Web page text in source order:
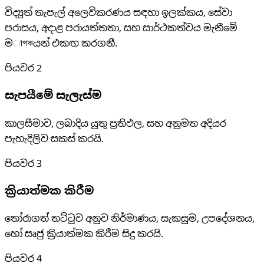
විද්‍යුත් තැපැල් අලෙවිකරණය සඳහා ඉලක්කය, සේවා
පරාසය, අදාළ පරායත්තතා, සහ සාර්ථකත්වය මැනීමේ
මাপকයන් එකඟ කරගනී.
පියවර 2
සැපයීමේ සැලැස්ම
කාලසීමාව, ලබාදිය යුතු ප්‍රතිඵල, සහ අනුමත අදියර
පැහැදිලිව සකස් කරයි.
පියවර 3
ක්‍රියාත්මක කිරීම
තෝරාගත් තට්ටුව අනුව නිර්මාණය, සැකසුම, උපදේශනය,
හෝ සෘජු ක්‍රියාත්මක කිරීම සිදු කරයි.
පියවර 4